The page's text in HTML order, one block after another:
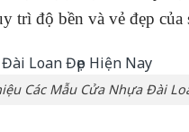
trì độ bền và vẻ đẹp của
Các Mẫu Cửa Nhựa Đài